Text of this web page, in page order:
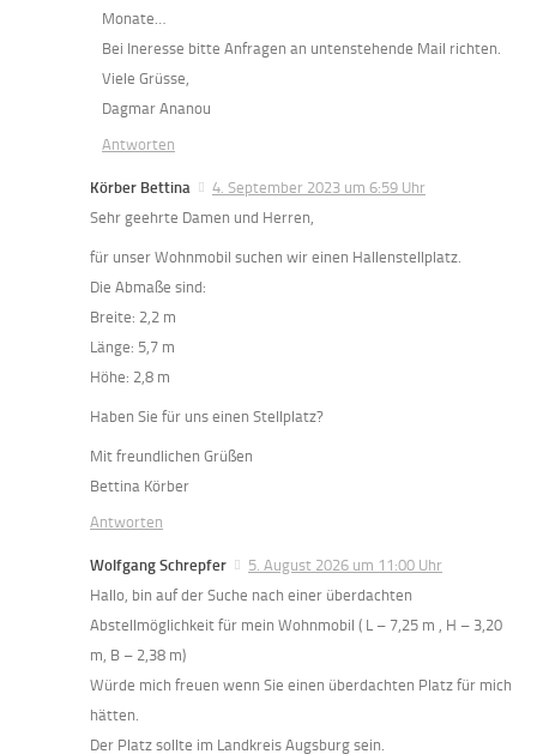
Monate…
Bei Ineresse bitte Anfragen an untenstehende Mail richten.
Viele Grüsse,
Dagmar Ananou
Antworten
Körber Bettina
4. September 2023 um 6:59 Uhr
Sehr geehrte Damen und Herren,
für unser Wohnmobil suchen wir einen Hallenstellplatz.
Die Abmaße sind:
Breite: 2,2 m
Länge: 5,7 m
Höhe: 2,8 m
Haben Sie für uns einen Stellplatz?
Mit freundlichen Grüßen
Bettina Körber
Antworten
Wolfgang Schrepfer
5. August 2026 um 11:00 Uhr
Hallo, bin auf der Suche nach einer überdachten
Abstellmöglichkeit für mein Wohnmobil ( L – 7,25 m , H – 3,20
m, B – 2,38 m)
Würde mich freuen wenn Sie einen überdachten Platz für mich
hätten.
Der Platz sollte im Landkreis Augsburg sein.